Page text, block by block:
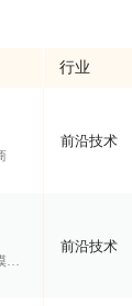
行业
前沿技术
世界模型与视频生成模型方案提供商
前沿技术